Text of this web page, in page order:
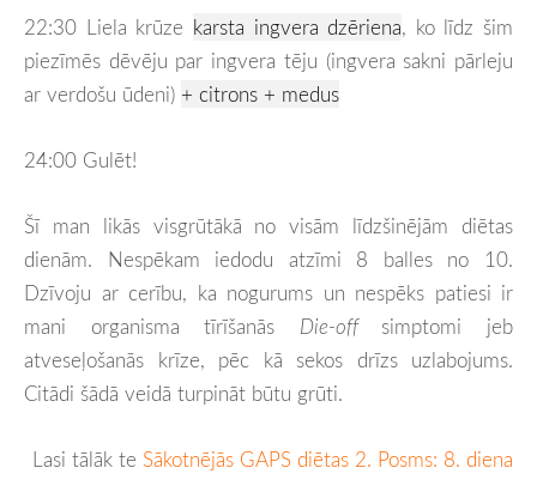
22:30 Liela krūze karsta ingvera dzēriena, ko līdz šim
piezīmēs dēvēju par ingvera tēju (ingvera sakni pārleju
ar verdošu ūdeni) + citrons + medus
24:00 Gulēt!
Šī man likās visgrūtākā no visām līdzšinējām diētas
dienām. Nespēkam iedodu atzīmi 8 balles no 10.
Dzīvoju ar cerību, ka nogurums un nespēks patiesi ir
mani organisma tīrīšanās Die-off simptomi jeb
atveseļošanās krīze, pēc kā sekos drīzs uzlabojums.
Citādi šādā veidā turpināt būtu grūti.
Lasi tālāk te Sākotnējās GAPS diētas 2. Posms: 8. diena